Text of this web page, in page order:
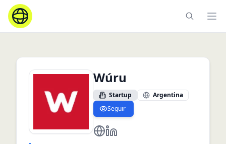
Wúru
Startup
Argentina
Seguir
https://www.wuru.site/
https://www.linkedin.com/